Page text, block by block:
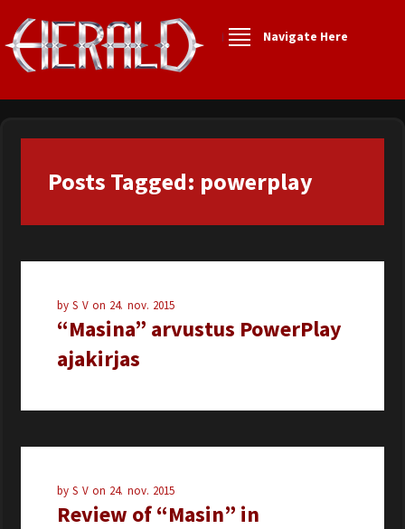
Navigate Here
Posts Tagged: powerplay
byS V on 24. nov. 2015
“Masina” arvustus PowerPlay
ajakirjas
byS V on 24. nov. 2015
Review of “Masin” in